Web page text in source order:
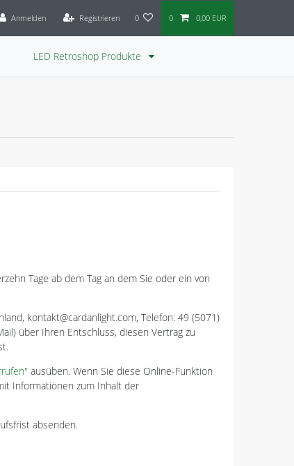
Anmelden Registrieren 0 0 0,00 EUR
LED Retroshop Produkte
Tage ab dem Tag an dem Sie oder ein von
kontakt@cardanlight.com, Telefon: 49 (5071)
über Ihren Entschluss, diesen Vertrag zu
ausüben. Wenn Sie diese Online-Funktion
Informationen zum Inhalt der
absenden.